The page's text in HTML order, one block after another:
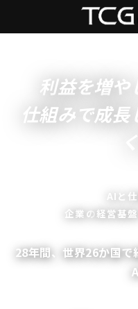
利益を増や
仕組みで成長
AIと
企業の 経営基
28年間、世界26か国で